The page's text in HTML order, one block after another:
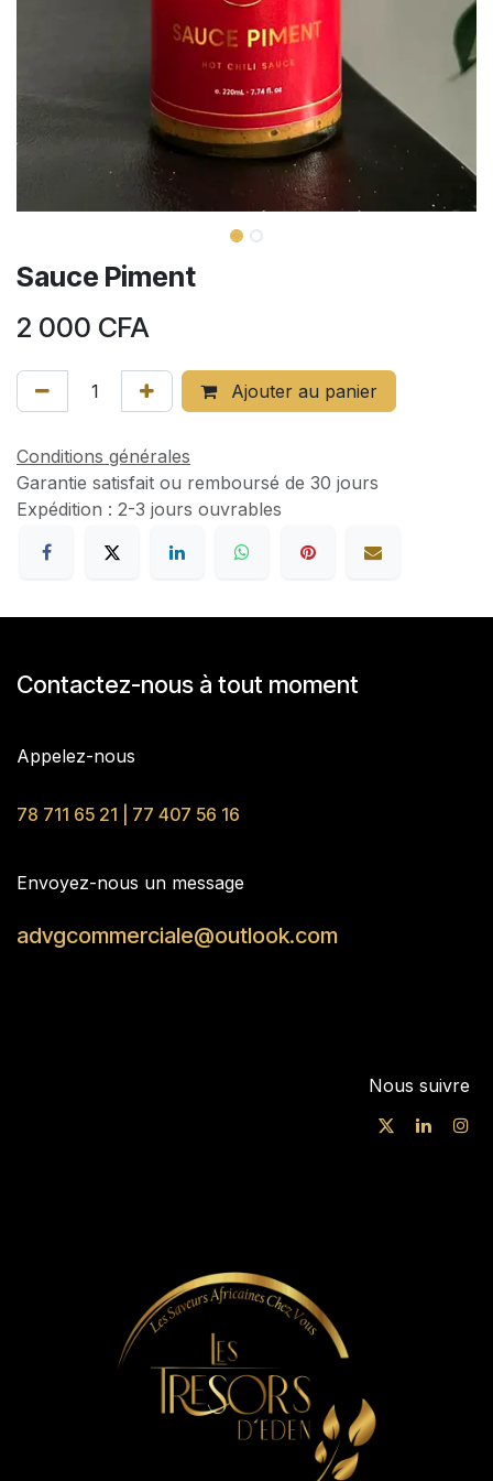
Sauce Piment
2 000 CFA
Ajouter au panier
Conditions générales
Garantie satisfait ou remboursé de 30 jours
Expédition : 2-3 jours ouvrables
Contactez-nous à tout moment
Appelez-nous
78 711 65 21 | 77 407 56 16
Envoyez-nous un message
advgcommerciale@outlook.com
Nous suivre